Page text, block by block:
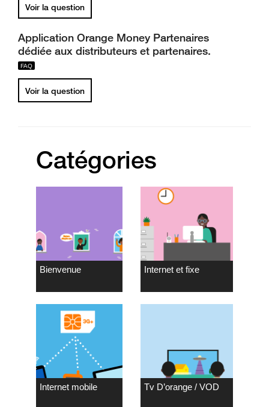
Voir la question
Application Orange Money Partenaires
dédiée aux distributeurs et partenaires.
Voir la question
Catégories
Bienvenue Internet et fixe
Internet mobile Tv D’orange / VOD